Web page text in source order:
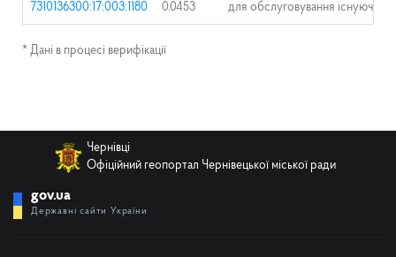
7310136300:17:003:1180 0.0453 для обслуговування
* Дані в процесі верифікації
Чернівці
Офіційний геопортал Чернівецької міської ради
gov.ua
Державні сайти України